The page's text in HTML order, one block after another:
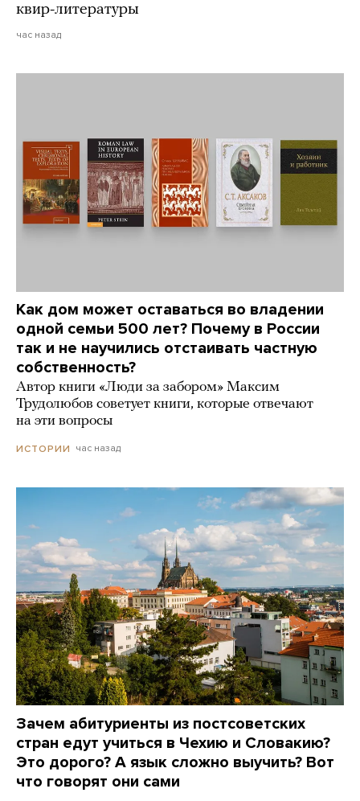
квир-литературы
час назад
Как дом может оставаться во владении
одной семьи 500 лет? Почему в России
так и не научились отстаивать частную
собственность?
Автор книги «Люди за забором» Максим
Трудолюбов советует книги, которые отвечают
на эти вопросы
ИСТОРИИ час назад
Зачем абитуриенты из постсоветских
стран едут учиться в Чехию и Словакию?
Это дорого? А язык сложно выучить? Вот
что говорят они сами